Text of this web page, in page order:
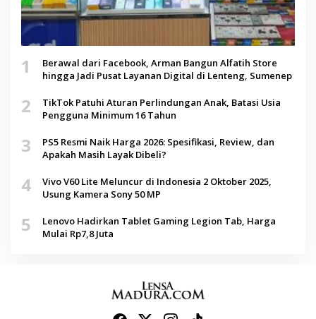
1
Berawal dari Facebook, Arman Bangun Alfatih Store
hingga Jadi Pusat Layanan Digital di Lenteng, Sumenep
2
TikTok Patuhi Aturan Perlindungan Anak, Batasi Usia
Pengguna Minimum 16 Tahun
3
PS5 Resmi Naik Harga 2026: Spesifikasi, Review, dan
Apakah Masih Layak Dibeli?
4
Vivo V60 Lite Meluncur di Indonesia 2 Oktober 2025,
Usung Kamera Sony 50 MP
5
Lenovo Hadirkan Tablet Gaming Legion Tab, Harga
Mulai Rp7,8 Juta